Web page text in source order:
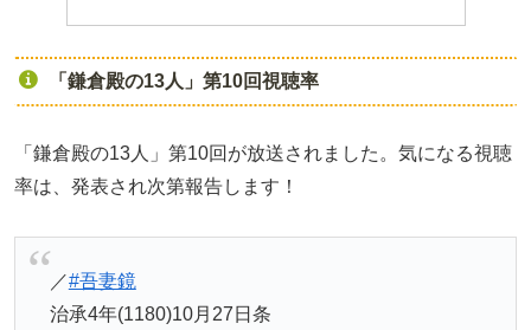
「鎌倉殿の13人」第10回視聴率
「鎌倉殿の13人」第10回が放送されました。気になる視聴
率は、発表され次第報告します！
／#吾妻鏡
治承4年(1180)10月27日条